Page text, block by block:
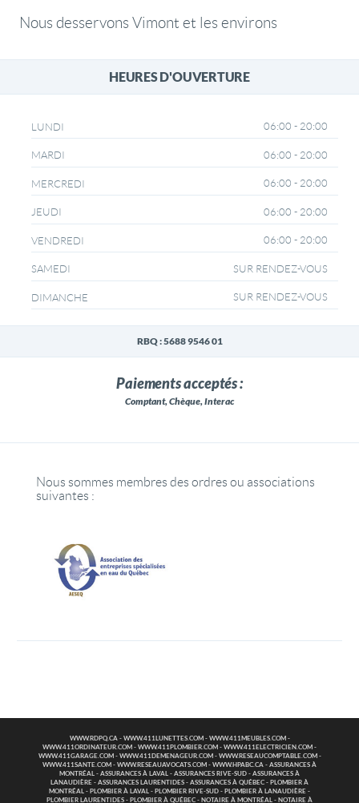
Nous desservons Vimont et les environs
HEURES D'OUVERTURE
LUNDI 06:00 - 20:00
MARDI 06:00 - 20:00
MERCREDI 06:00 - 20:00
JEUDI 06:00 - 20:00
VENDREDI 06:00 - 20:00
SAMEDI SUR RENDEZ-VOUS
DIMANCHE SUR RENDEZ-VOUS
RBQ : 5688 9546 01
Paiements acceptés :
Comptant, Chèque, Interac
Nous sommes membres des ordres ou associations
suivantes :
WWW.RDPQ.CA- WWW.411LUNETTES.COM - WWW.411MEUBLES.COM -
WWW.411ORDINATEUR.COM - WWW.411PLOMBIER.COM - WWW.411ELECTRICIEN.COM -
WWW.411GARAGE.COM - WWW.411DEMENAGEUR.COM - WWW.RESEAUCOMPTABLE.COM -
WWW.411SANTE.COM - WWW.RESEAUAVOCATS.COM - WWW.HPABC.CA - ASSURANCES À
MONTRÉAL - ASSURANCES À LAVAL - ASSURANCES RIVE-SUD - ASSURANCES À
LANAUDIÈRE - ASSURANCES LAURENTIDES - ASSURANCES À QUÉBEC - PLOMBIER À
MONTRÉAL - PLOMBIER À LAVAL - PLOMBIER RIVE-SUD - PLOMBIER À LANAUDIÈRE -
PLOMBIER LAURENTIDES - PLOMBIER À QUÉBEC - NOTAIRE À MONTRÉAL - NOTAIRE À